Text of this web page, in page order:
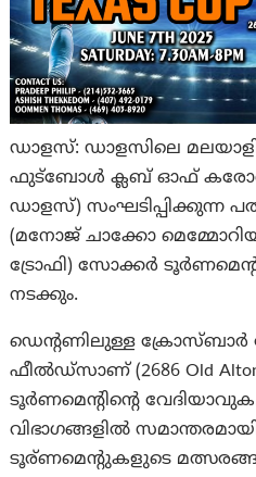
ഡാളസ്: ഡാളസിലെ
ഫുട്ബോൾ ക്ലബ് ഓഫ്
ഡാളസ്) സംഘടിപ്പിക്കുന്ന
(മനോജ് ചാക്കോ
ട്രോഫി) സോക്കർ
നടക്കും.
ഡെന്റണിലുള്ള ക്രോസ്‌ബാർ
ഫീൽഡ്സാണ് (2686 Old Alton
ടൂർണമെന്റിന്റെ
വിഭാഗങ്ങളിൽ
ടൂര്ണമെന്റുകളുടെ